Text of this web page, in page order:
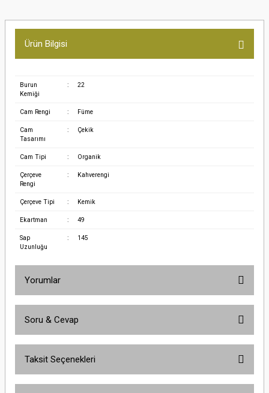
Ürün Bilgisi
Burun
Kemiği
: 22
Cam Rengi : Füme
Cam
Tasarımı
: Çekik
Cam Tipi : Organik
Çerçeve
Rengi
: Kahverengi
Çerçeve Tipi : Kemik
Ekartman : 49
Sap
Uzunluğu
: 145
Yorumlar
Soru & Cevap
Taksit Seçenekleri